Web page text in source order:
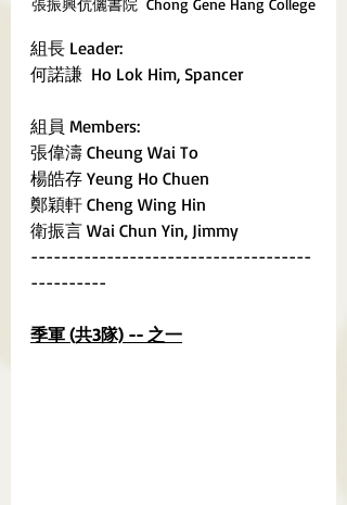
張振興伉儷書院  Chong Gene Hang College
組長 Leader:
何諾謙  Ho Lok Him, Spancer
組員 Members:
張偉濤 Cheung Wai To
楊皓存 Yeung Ho Chuen
鄭穎軒 Cheng Wing Hin
衛振言 Wai Chun Yin, Jimmy
-------------------------------------
----------
季軍 (共3隊) -- 之一